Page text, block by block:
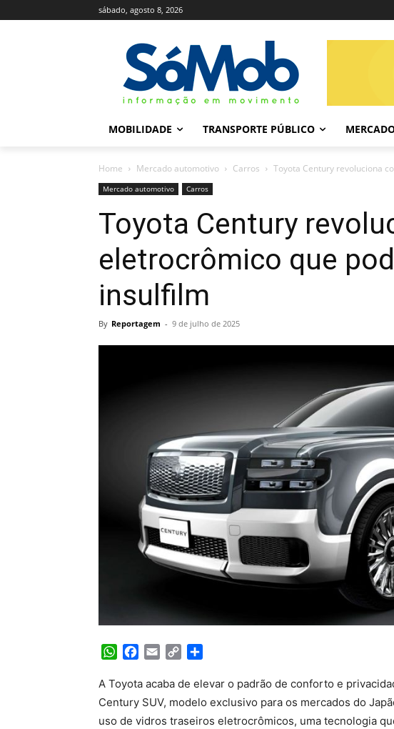
sábado, agosto 8, 2026
MOBILIDADE TRANSPORTE PÚBLICO
Home Mercado automotivo Carros Toyota Century revoluciona
Mercado automotivo Carros
Toyota Century
eletrocrômico que
insulfilm
By Reportagem - 9 de julho de 2025
WhatsApp
Facebook
Email Copy
A Toyota acaba de elevar o padrão de conforto e
Century SUV, modelo exclusivo para os mercados do
uso de vidros traseiros eletrocrômicos, uma tecnologia